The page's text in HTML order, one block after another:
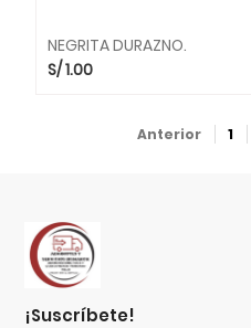
NEGRITA DURAZNO.
S/1.00
Anterior 1
¡suscríbete!